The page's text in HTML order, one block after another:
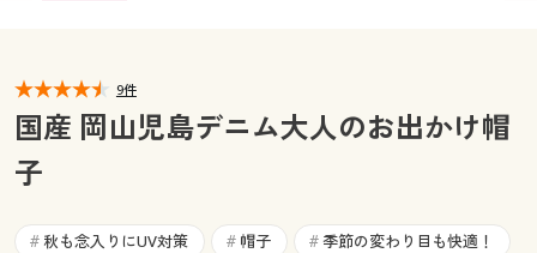
マイページ
閲覧履歴
お気に入り
閲覧履歴
お気に入り
9件
国産 岡山児島デニム大人のお出かけ帽
子
# 秋も念入りにUV対策 # 帽子 # 季節の変わり目も快適！